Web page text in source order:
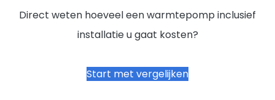
Direct weten hoeveel een warmtepomp inclusief
installatie u gaat kosten?
Start met vergelijken